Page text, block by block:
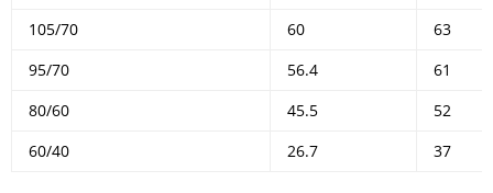
105/70
60
63
95/70
56.4
61
80/60
45.5
52
60/40
26.7 37